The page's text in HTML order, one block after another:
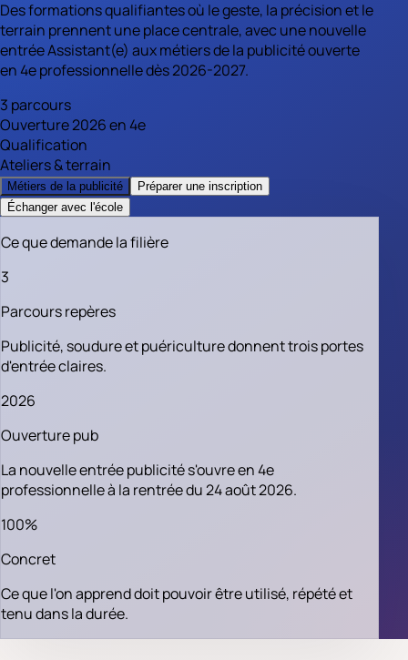
Des formations qualifiantes où le geste, la précision et le
terrain prennent une place centrale, avec une nouvelle
entrée Assistant(e) aux métiers de la publicité ouverte
en 4e professionnelle dès 2026-2027.
3 parcours
Ouverture 2026 en 4e
Qualification
Ateliers & terrain
Métiers de la publicité
Préparer une inscription
Échanger avec l'école
Ce que demande la filière
3
Parcours repères
Publicité, soudure et puériculture donnent trois portes
d'entrée claires.
2026
Ouverture pub
La nouvelle entrée publicité s'ouvre en 4e
professionnelle à la rentrée du 24 août 2026.
100%
Concret
Ce que l'on apprend doit pouvoir être utilisé, répété et
tenu dans la durée.